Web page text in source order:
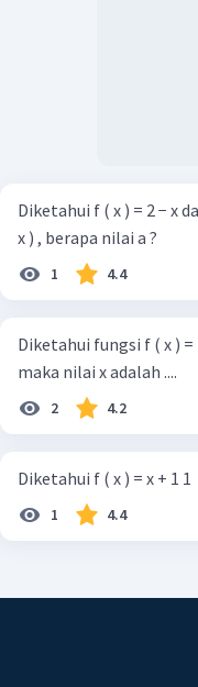
Diketahui f ( x ) = 2 − x
x ) , berapa nilai a ?
1 4.4
Diketahui fungsi f ( x ) =
maka nilai x adalah ....
2 4.2
Diketahui f ( x ) = x + 1 1
1 4.4